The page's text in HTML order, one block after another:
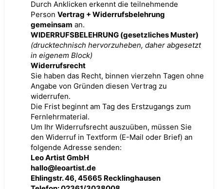
Durch Anklicken erkennt die teilnehmende
Person Vertrag + Widerrufsbelehrung
gemeinsam an.
WIDERRUFSBELEHRUNG (gesetzliches Muster)
(drucktechnisch hervorzuheben, daher abgesetzt
in eigenem Block)
Widerrufsrecht
Sie haben das Recht, binnen vierzehn Tagen ohne
Angabe von Gründen diesen Vertrag zu
widerrufen.
Die Frist beginnt am Tag des Erstzugangs zum
Fernlehrmaterial.
Um Ihr Widerrufsrecht auszuüben, müssen Sie
den Widerruf in Textform (E-Mail oder Brief) an
folgende Adresse senden:
Leo Artist GmbH
hallo@leoartist.de
Ehlingstr. 46, 45665 Recklinghausen